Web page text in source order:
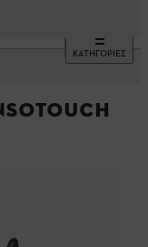
ΚΑΤΗΓΟΡΙΕΣ